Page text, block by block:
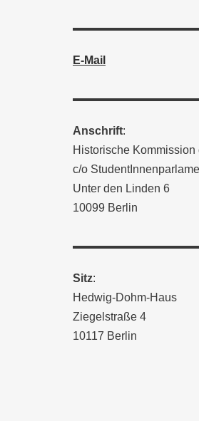
E-Mail
Anschrift:
Historische
c/o
Unter den Linden 6
10099 Berlin
Sitz:
Hedwig-Dohm-Haus
Ziegelstraße 4
10117 Berlin